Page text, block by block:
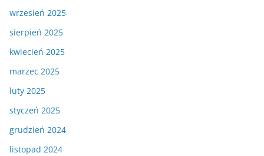
wrzesień 2025
sierpień 2025
kwiecień 2025
marzec 2025
luty 2025
styczeń 2025
grudzień 2024
listopad 2024